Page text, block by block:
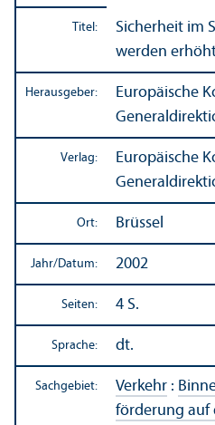
Titel:
Sicherheit im
werden
Herausgeber:
Europäische
Verlag:
Europäische
Ort: Brüssel
Jahr/Datum: 2002
Seiten: 4 S.
Sprache: dt.
Sachgebiet: Verkehr :
förderung auf